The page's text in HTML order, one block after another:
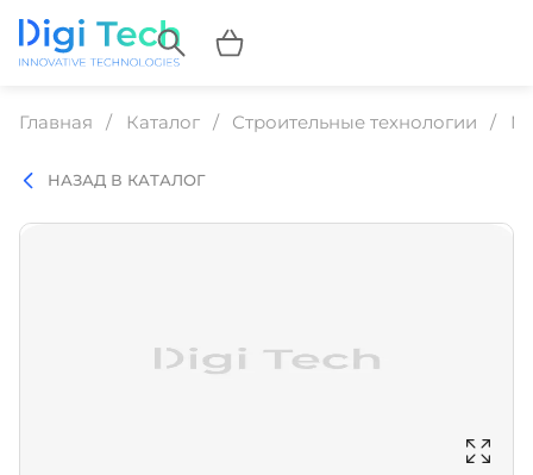
Главная Каталог Строительные технологии
НАЗАД В КАТАЛОГ